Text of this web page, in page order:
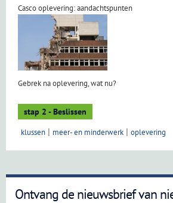
Casco oplevering: aandachtspunten
Gebrek na oplevering, wat nu?
stap 2 - Beslissen
klussen meer- en minderwerk oplevering
Ontvang de nieuwsbrief van